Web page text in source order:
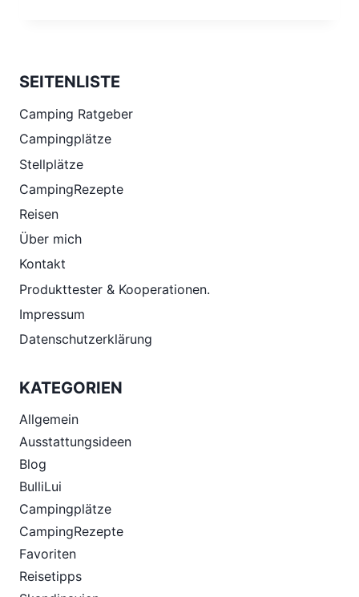
SEITENLISTE
Camping Ratgeber
Campingplätze
Stellplätze
CampingRezepte
Reisen
Über mich
Kontakt
Produkttester & Kooperationen.
Impressum
Datenschutzerklärung
KATEGORIEN
Allgemein
Ausstattungsideen
Blog
BulliLui
Campingplätze
CampingRezepte
Favoriten
Reisetipps